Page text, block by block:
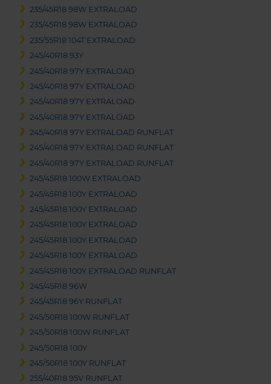
235/45R18 98W EXTRALOAD
235/45R18 98W EXTRALOAD
235/55R18 104T EXTRALOAD
245/40R18 93Y
245/40R18 97Y EXTRALOAD
245/40R18 97Y EXTRALOAD
245/40R18 97Y EXTRALOAD
245/40R18 97Y EXTRALOAD
245/40R18 97Y EXTRALOAD RUNFLAT
245/40R18 97Y EXTRALOAD RUNFLAT
245/40R18 97Y EXTRALOAD RUNFLAT
245/45R18 100W EXTRALOAD
245/45R18 100Y EXTRALOAD
245/45R18 100Y EXTRALOAD
245/45R18 100Y EXTRALOAD
245/45R18 100Y EXTRALOAD
245/45R18 100Y EXTRALOAD
245/45R18 100Y EXTRALOAD RUNFLAT
245/45R18 96W
245/45R18 96Y RUNFLAT
245/50R18 100W RUNFLAT
245/50R18 100W RUNFLAT
245/50R18 100Y
245/50R18 100Y RUNFLAT
255/40R18 95V RUNFLAT